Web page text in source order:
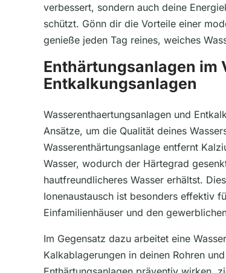
verbessert, sondern auch deine
schützt. Gönn dir die Vorteile einer
genieße jeden Tag reines, weiches
Enthärtungsanlagen im
Entkalkungsanlagen
Wasserenthaertungsanlagen und
Ansätze, um die Qualität deines
Wasserenthärtungsanlage entfernt
Wasser, wodurch der Härtegrad
hautfreundlicheres Wasser erhältst.
Ionenaustausch ist besonders effektiv
Einfamilienhäuser und den
Im Gegensatz dazu arbeitet eine
Kalkablagerungen in deinen Rohren